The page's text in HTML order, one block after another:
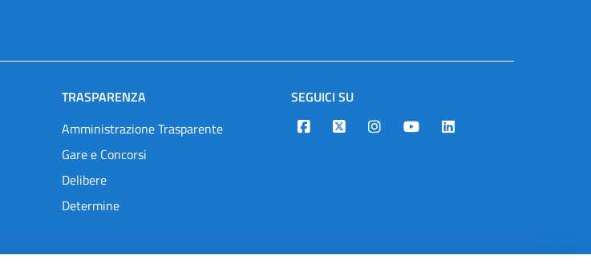
TRASPARENZA
Amministrazione Trasparente
Gare e Concorsi
Delibere
Determine
SEGUICI SU
Designers Italia
TwitterInstagramYoutubeLinkedin